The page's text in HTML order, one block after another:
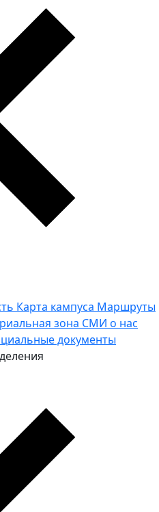
Карта кампуса Маршруты
зона СМИ о нас
документы